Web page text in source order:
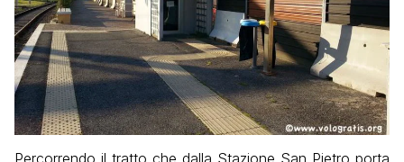
Percorrendo il tratto che dalla Stazione San Pietro porta